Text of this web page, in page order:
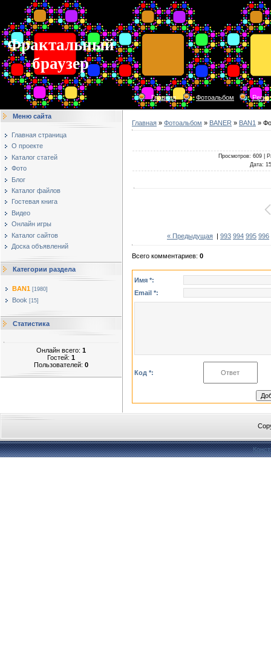
Фрактальный
браузер
Главная Фотоальбом
Меню сайта
Главная страница
О проекте
Каталог статей
Фото
Блог
Каталог файлов
Гостевая книга
Видео
Онлайн игры
Каталог сайтов
Доска объявлений
Категории раздела
BAN1 [1980]
Book [15]
Статистика
Онлайн всего: 1
Гостей: 1
Пользователей: 0
Главная » Фотоальбом » BANER » BAN1 »
Просмотров: 609 |
Дата:
« Предыдущая | 993 994 995 996
Всего комментариев: 0
Имя *:
Email *:
Код *: